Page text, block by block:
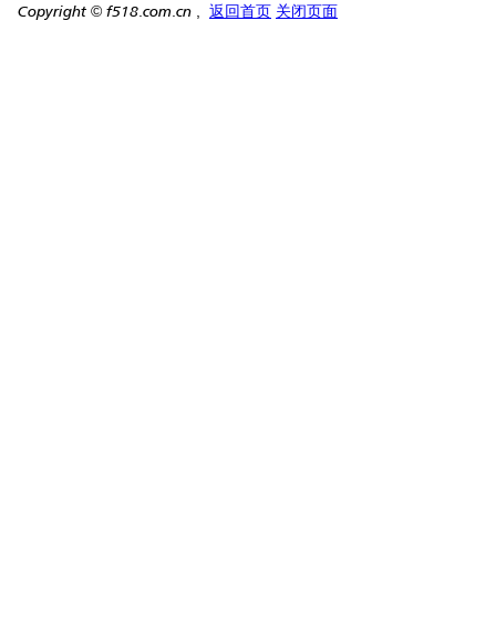
Copyright © f518.com.cn , 返回首页 关闭页面